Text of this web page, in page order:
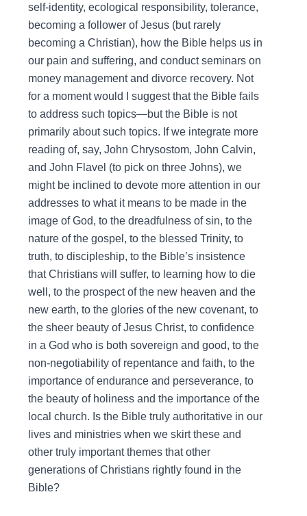
self-identity, ecological responsibility, tolerance,
becoming a follower of Jesus (but rarely
becoming a Christian), how the Bible helps us in
our pain and suffering, and conduct seminars on
money management and divorce recovery. Not
for a moment would I suggest that the Bible fails
to address such topics—but the Bible is not
primarily about such topics. If we integrate more
reading of, say, John Chrysostom, John Calvin,
and John Flavel (to pick on three Johns), we
might be inclined to devote more attention in our
addresses to what it means to be made in the
image of God, to the dreadfulness of sin, to the
nature of the gospel, to the blessed Trinity, to
truth, to discipleship, to the Bible’s insistence
that Christians will suffer, to learning how to die
well, to the prospect of the new heaven and the
new earth, to the glories of the new covenant, to
the sheer beauty of Jesus Christ, to confidence
in a God who is both sovereign and good, to the
non-negotiability of repentance and faith, to the
importance of endurance and perseverance, to
the beauty of holiness and the importance of the
local church. Is the Bible truly authoritative in our
lives and ministries when we skirt these and
other truly important themes that other
generations of Christians rightly found in the
Bible?